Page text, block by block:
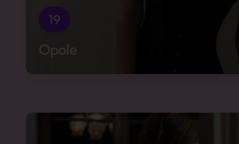
19
Opole